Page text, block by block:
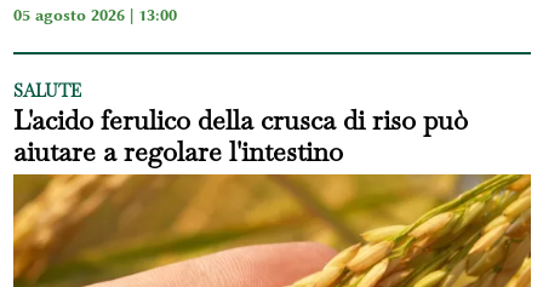
05 agosto 2026 | 13:00
SALUTE
L'acido ferulico della crusca di riso può
aiutare a regolare l'intestino